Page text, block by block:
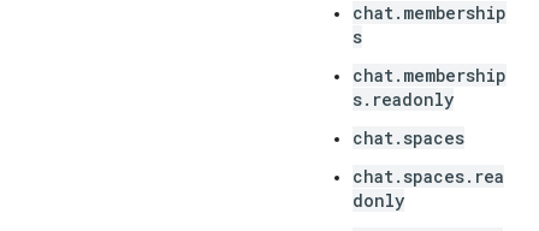
chat.membership
s
chat.membership
s.readonly
chat.spaces
chat.spaces.rea
donly